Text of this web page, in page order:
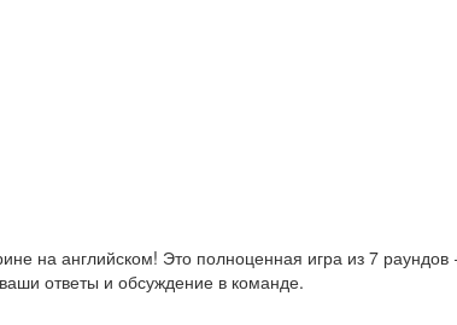
на английском! Это полноценная игра из 7
ответы и обсуждение в команде.